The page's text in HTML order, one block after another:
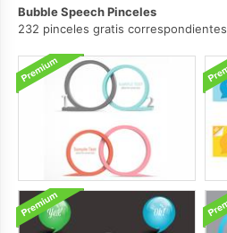
Bubble Speech Pinceles
232 pinceles gratis correspondientes